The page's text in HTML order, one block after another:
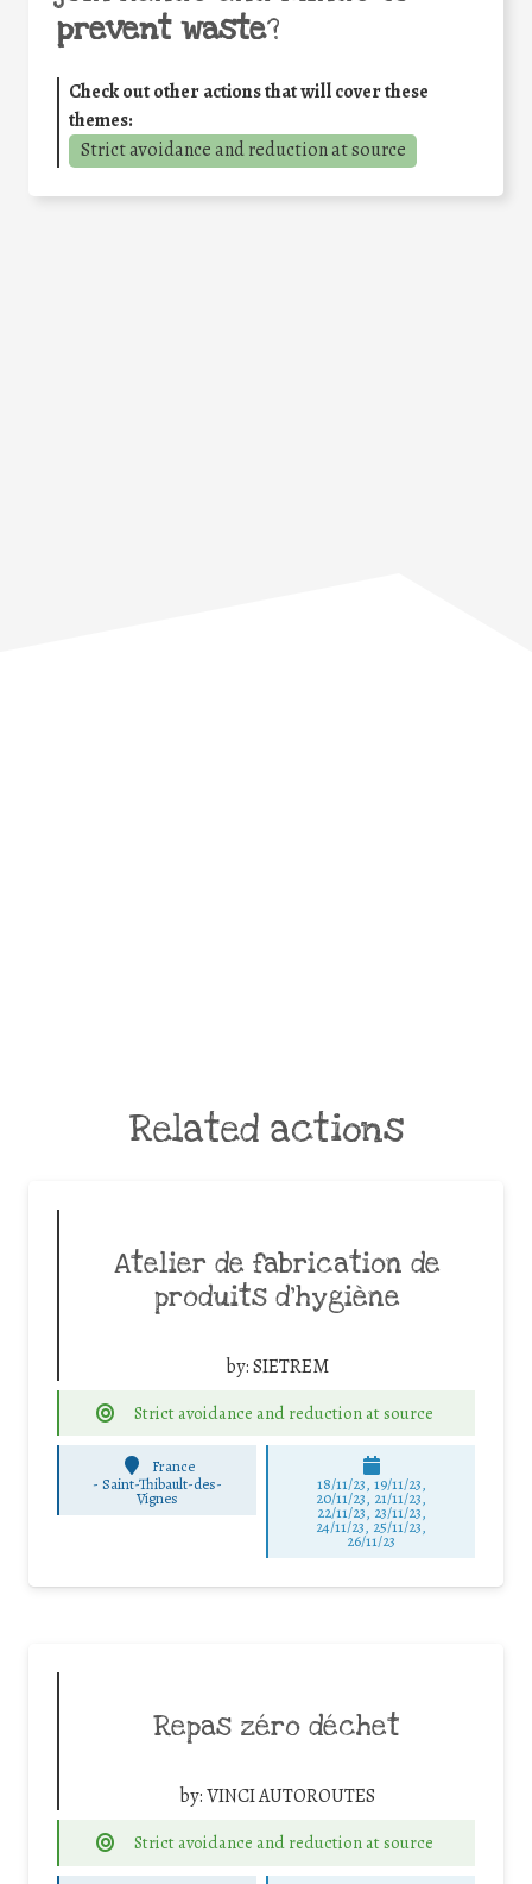
prevent waste?
Check out other actions that will cover these
themes:
Strict avoidance and reduction at source
Related actions
Atelier de fabrication de
produits d’hygiène
by:SIETREM
Strict avoidance and reduction at source
France
-Saint-Thibault-des-
Vignes
18/11/23, 19/11/23,
20/11/23, 21/11/23,
22/11/23, 23/11/23,
24/11/23, 25/11/23,
26/11/23
Repas zéro déchet
by:VINCI AUTOROUTES
Strict avoidance and reduction at source